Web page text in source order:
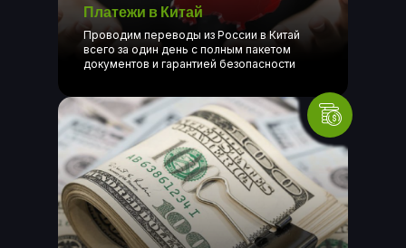
Платежи в Китай
Проводим переводы из России в Китай
всего за один день с полным пакетом
документов и гарантией безопасности